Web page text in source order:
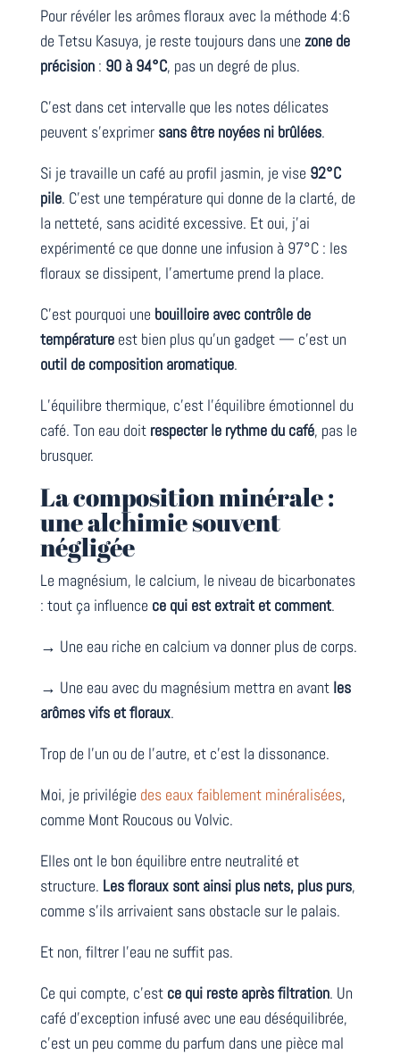
Pour révéler les arômes floraux avec la méthode 4:6
de Tetsu Kasuya, je reste toujours dans une zone de
précision: 90 à 94°C, pas un degré de plus.
C’est dans cet intervalle que les notes délicates
peuvent s’exprimer sans être noyées ni brûlées.
Si je travaille un café au profil jasmin, je vise 92°C
pile. C’est une température qui donne de la clarté, de
la netteté, sans acidité excessive. Et oui, j’ai
expérimenté ce que donne une infusion à 97°C : les
floraux se dissipent, l’amertume prend la place.
C’est pourquoi une bouilloire avec contrôle de
températureest bien plus qu’un gadget — c’est un
outil de composition aromatique.
L’équilibre thermique, c’est l’équilibre émotionnel du
café. Ton eau doit respecter le rythme du café, pas le
brusquer.
La composition minérale :
une alchimie souvent
négligée
Le magnésium, le calcium, le niveau de bicarbonates
: tout ça influence ce qui est extrait et comment.
→ Une eau riche en calcium va donner plus de corps.
→ Une eau avec du magnésium mettra en avant les
arômes vifs et floraux.
Trop de l’un ou de l’autre, et c’est la dissonance.
Moi, je privilégie des eaux faiblement minéralisées,
comme Mont Roucous ou Volvic.
Elles ont le bon équilibre entre neutralité et
structure. Les floraux sont ainsi plus nets, plus purs,
comme s’ils arrivaient sans obstacle sur le palais.
Et non, filtrer l’eau ne suffit pas.
Ce qui compte, c’est ce qui reste après filtration. Un
café d’exception infusé avec une eau déséquilibrée,
c’est un peu comme du parfum dans une pièce mal